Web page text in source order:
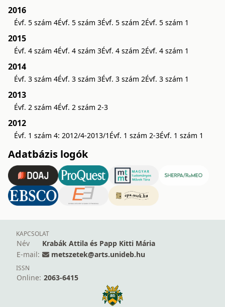
2016
Évf. 5 szám 4Évf. 5 szám 3Évf. 5 szám 2Évf. 5 szám 1
2015
Évf. 4 szám 4Évf. 4 szám 3Évf. 4 szám 2Évf. 4 szám 1
2014
Évf. 3 szám 4Évf. 3 szám 3Évf. 3 szám 2Évf. 3 szám 1
2013
Évf. 2 szám 4Évf. 2 szám 2-3
2012
Évf. 1 szám 4: 2012/4-2013/1 Évf. 1 szám 2-3Évf. 1 szám 1
Adatbázis logók
KAPCSOLAT
Név
Krabák Attila és Papp Kitti Mária
E-mail:
metszetek@arts.unideb.hu
ISSN
Online: 2063-6415